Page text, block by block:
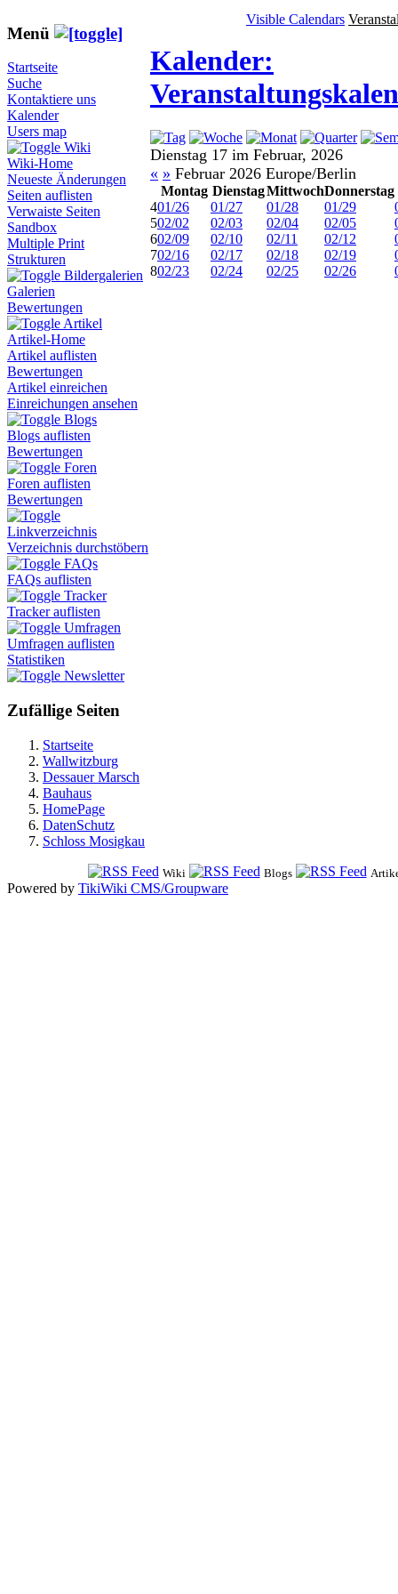
Menü
Startseite
Suche
Kontaktiere uns
Kalender
Users map
Wiki
Wiki-Home
Neueste Änderungen
Seiten auflisten
Verwaiste Seiten
Sandbox
Multiple Print
Strukturen
Bildergalerien
Galerien
Bewertungen
Artikel
Artikel-Home
Artikel auflisten
Bewertungen
Artikel einreichen
Einreichungen ansehen
Blogs
Blogs auflisten
Bewertungen
Foren
Foren auflisten
Bewertungen
Linkverzeichnis
Verzeichnis durchstöbern
FAQs
FAQs auflisten
Tracker
Tracker auflisten
Umfragen
Umfragen auflisten
Statistiken
Newsletter
Zufällige Seiten
Startseite
Wallwitzburg
Dessauer Marsch
Bauhaus
HomePage
DatenSchutz
Schloss Mosigkau
Visible Calendars
Kalender:
Dienstag 17 im Februar, 2026
« » Februar 2026 Europe/Berlin
Montag DienstagMittwochDonnerstag
401/26 01/27 01/28 01/29
502/02 02/03 02/04 02/05
602/09 02/10 02/11 02/12
702/16 02/17 02/18 02/19
802/23 02/24 02/25 02/26
Wiki Blogs
Powered by TikiWiki CMS/Groupware